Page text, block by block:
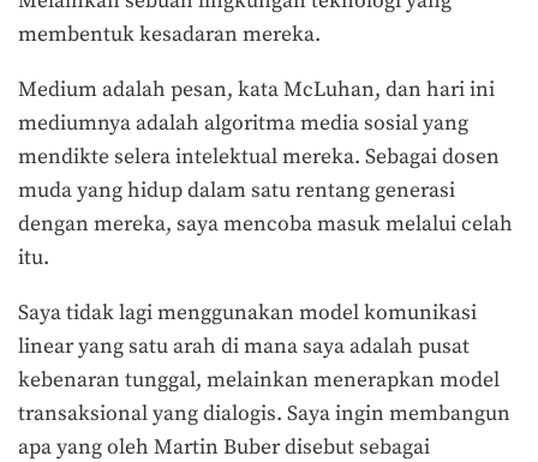
membentuk kesadaran mereka.
Medium adalah pesan, kata McLuhan, dan hari ini
mediumnya adalah algoritma media sosial yang
mendikte selera intelektual mereka. Sebagai dosen
muda yang hidup dalam satu rentang generasi
dengan mereka, saya mencoba masuk melalui celah
itu.
Saya tidak lagi menggunakan model komunikasi
linear yang satu arah di mana saya adalah pusat
kebenaran tunggal, melainkan menerapkan model
transaksional yang dialogis. Saya ingin membangun
apa yang oleh Martin Buber disebut sebagai